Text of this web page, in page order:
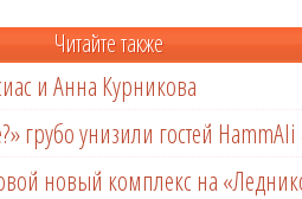
Читайте также
и Анна Курникова
грубо унизили гостей HammAli
новый комплекс на